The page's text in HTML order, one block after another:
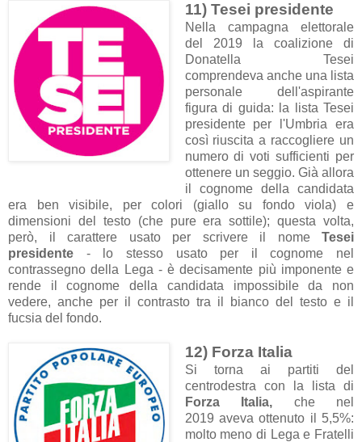
11) Tesei presidente
Nella campagna elettorale
del 2019 la coalizione di
Donatella Tesei
comprendeva anche una lista
personale dell'aspirante
figura di guida: la lista Tesei
presidente per l'Umbria era
così riuscita a raccogliere un
numero di voti sufficienti per
ottenere un seggio. Già allora
il cognome della candidata
era ben visibile, per colori (giallo su fondo viola) e
dimensioni del testo (che pure era sottile); questa volta,
però, il carattere usato per scrivere il nome Tesei
presidente - lo stesso usato per il cognome nel
contrassegno della Lega - è decisamente più imponente e
rende il cognome della candidata impossibile da non
vedere, anche per il contrasto tra il bianco del testo e il
fucsia del fondo.
12) Forza Italia
Si torna ai partiti del
centrodestra con la lista di
Forza Italia, che nel
2019 aveva ottenuto il 5,5%:
molto meno di Lega e Fratelli